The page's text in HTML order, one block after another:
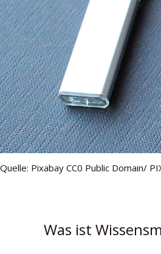
Quelle: Pixabay CC0 Public Domain/
Was ist